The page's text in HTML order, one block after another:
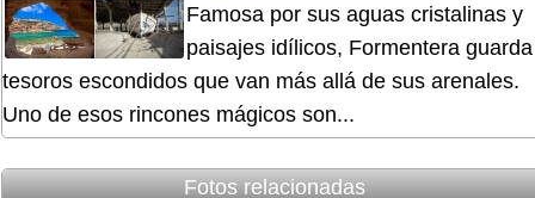
Famosa por sus aguas cristalinas y
paisajes idílicos, Formentera guarda
tesoros escondidos que van más allá de sus arenales.
Uno de esos rincones mágicos son...
Fotos relacionadas